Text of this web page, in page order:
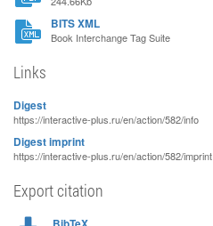
BITS XML
Book Interchange Tag Suite
Links
Digest
https://interactive-plus.ru/en/action/582/info
Digest imprint
https://interactive-plus.ru/en/action/582/imprint
Export citation